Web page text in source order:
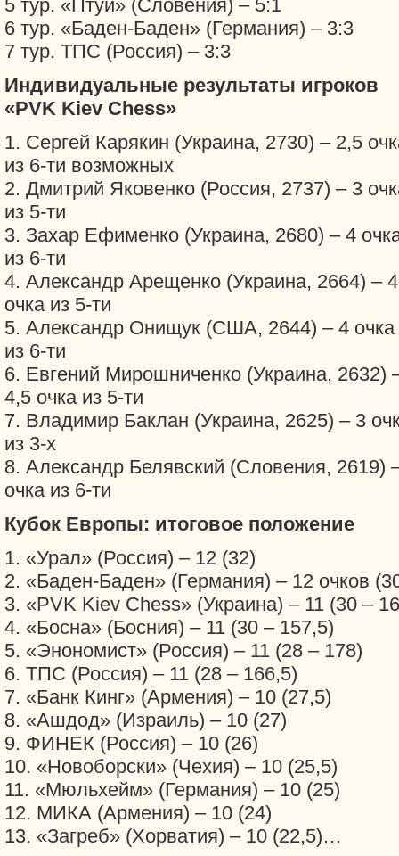
5 тур. «Птуй» (Словения) – 5:1
6 тур. «Баден-Баден» (Германия) – 3:3
7 тур. ТПС (Россия) – 3:3
Индивидуальные результаты игроков
«PVK Kiev Chess»
1. Сергей Карякин (Украина, 2730) – 2,5
из 6-ти возможных
2. Дмитрий Яковенко (Россия, 2737) – 3
из 5-ти
3. Захар Ефименко (Украина, 2680) – 4
из 6-ти
4. Александр Арещенко (Украина, 2664) – 4
очка из 5-ти
5. Александр Онищук (США, 2644) – 4 очка
из 6-ти
6. Евгений Мирошниченко (Украина, 2632)
4,5 очка из 5-ти
7. Владимир Баклан (Украина, 2625) – 3
из 3-х
8. Александр Белявский (Словения, 2619)
очка из 6-ти
Кубок Европы: итоговое положение
1. «Урал» (Россия) – 12 (32)
2. «Баден-Баден» (Германия) – 12 очков
3. «PVK Kiev Chess» (Украина) – 11 (30 –
4. «Босна» (Босния) – 11 (30 – 157,5)
5. «Энономист» (Россия) – 11 (28 – 178)
6. ТПС (Россия) – 11 (28 – 166,5)
7. «Банк Кинг» (Армения) – 10 (27,5)
8. «Ашдод» (Израиль) – 10 (27)
9. ФИНЕК (Россия) – 10 (26)
10. «Новоборски» (Чехия) – 10 (25,5)
11. «Мюльхейм» (Германия) – 10 (25)
12. МИКА (Армения) – 10 (24)
13. «Загреб» (Хорватия) – 10 (22,5)…